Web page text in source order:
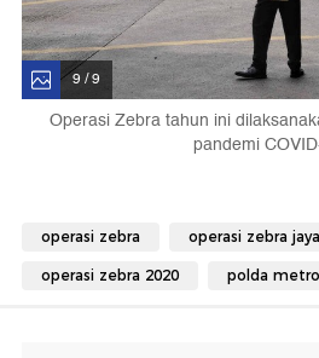
9 / 9
Operasi Zebra tahun ini
pandemi
operasi zebra operasi zebra jaya
operasi zebra 2020 polda